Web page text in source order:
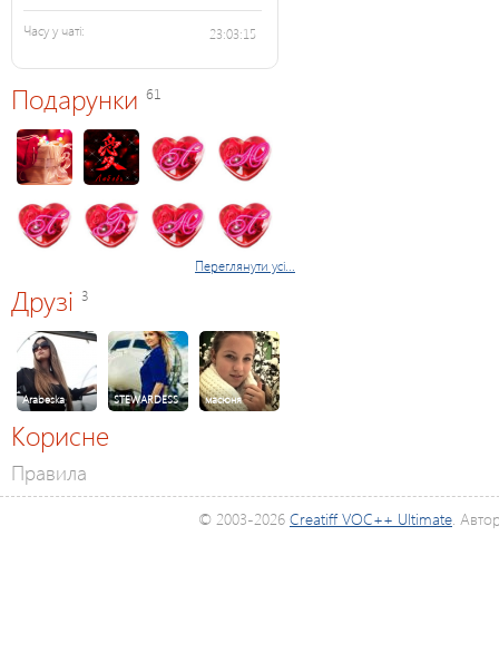
Часу у чаті: 23:03:15
Подарунки 61
Переглянути усі...
Друзі 3
Arabeska STEWARDESS масюня
Корисне
Правила
© 2003-2026 Creatiff VOC++ Ultimate.